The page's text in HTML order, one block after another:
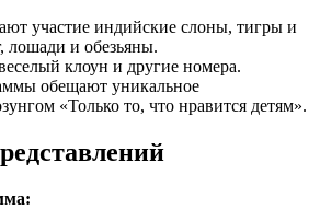
участие индийские слоны, тигры и
лошади и обезьяны.
клоун и другие номера.
обещают уникальное
«Только то, что нравится детям».